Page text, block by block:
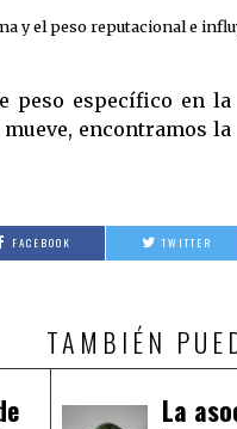
y el peso reputacional e
peso específico en la
encontramos la
del prestigio de
FACEBOOK TWITTER
TAMBIÉN
La